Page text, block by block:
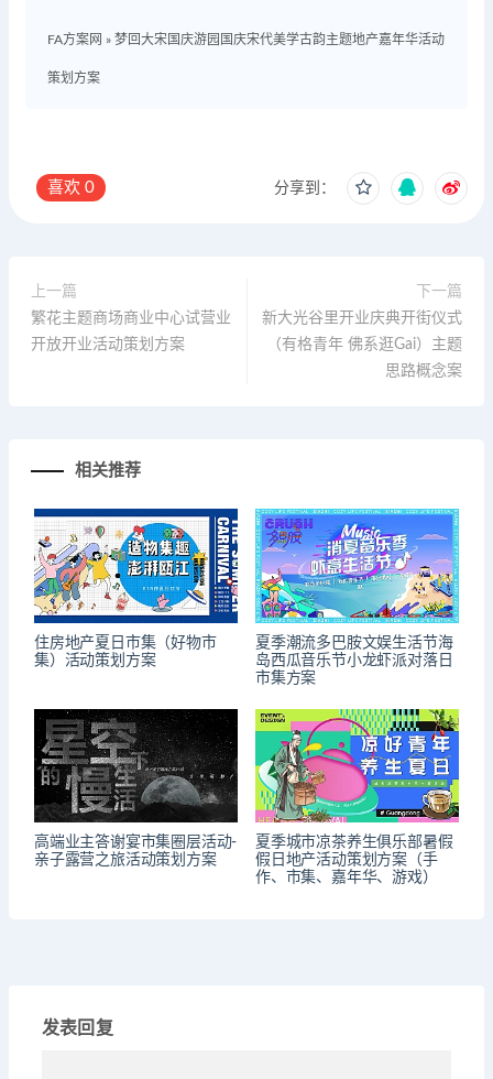
FA方案网 » 梦回大宋国庆游园国庆宋代美学古韵主题地产嘉年华活动
策划方案
喜欢 0 分享到：
上一篇
繁花主题商场商业中心试营业
开放开业活动策划方案
下一篇
新大光谷里开业庆典开街仪式
（有格青年 佛系逛Gai）主题
思路概念案
相关推荐
住房地产夏日市集（好物市
集）活动策划方案
夏季潮流多巴胺文娱生活节海
岛西瓜音乐节小龙虾派对落日
市集方案
高端业主答谢宴市集圈层活动-
亲子露营之旅活动策划方案
夏季城市凉茶养生俱乐部暑假
假日地产活动策划方案（手
作、市集、嘉年华、游戏）
发表回复